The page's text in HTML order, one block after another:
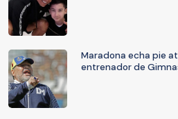
Maradona echa pie
entrenador de